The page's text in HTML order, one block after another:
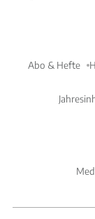
Abo & Hefte